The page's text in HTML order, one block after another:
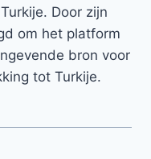
Door zijn
om het platform
bron voor
tot Turkije.